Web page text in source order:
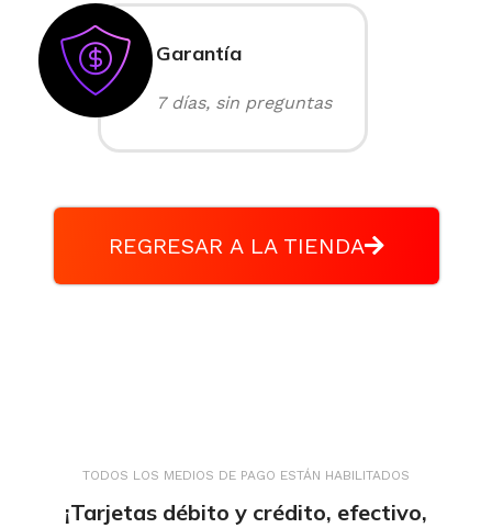
Garantía
7 días, sin preguntas
REGRESAR A LA TIENDA
TODOS LOS MEDIOS DE PAGO ESTÁN HABILITADOS
¡Tarjetas débito y crédito, efectivo,